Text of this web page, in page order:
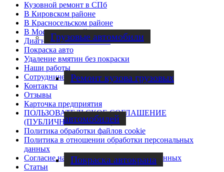
Грузовые автомобили
Ремонт кузова грузовых
автомобилей
Покраска автокрана
Кузовной ремонт в СПб
В Кировском районе
В Красносельском районе
В Московском районе
Диагностика автомобиля
Покраска авто
Удаление вмятин без покраски
Наши работы
Cотрудничество
Контакты
Отзывы
Карточка предприятия
ПОЛЬЗОВАТЕЛЬСКОЕ СОГЛАШЕНИЕ
(ПУБЛИЧНАЯ ОФЕРТА)
Политика обработки файлов cookie
Политика в отношении обработки персональных
данных
Согласие на обработку персональных данных
Статьи